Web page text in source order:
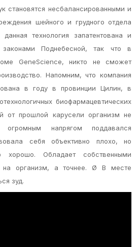
становятся несбалансированными и
шейного и грудного отдела
технология запатентована и
законами Поднебесной, так что в
GeneScience, никто не сможет
Напомним, что компания
в году в провинции Цилин, в
биофармацевтических
от прошлой карусели организм не
напрягом поддавался
себя объективно плохо, но
хорошо. Обладает собственными
на организм, а точнее. Ø В месте
зуд.